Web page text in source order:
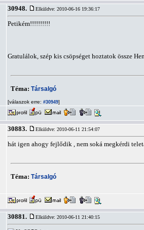
30948. Elküldve: 2010-06-16 19:36:17
Petikém!!!!!!!!!!
Gratulálok, szép kis csöpséget hoztatok össze
Téma: Társalgó
[válaszok erre: #30949]
30883. Elküldve: 2010-06-11 21:54:07
hát igen ahogy fejlődik , nem soká megkérdi
Téma: Társalgó
30881. Elküldve: 2010-06-11 21:40:15